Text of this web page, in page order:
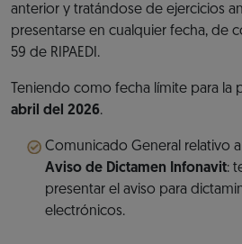
anterior y tratándose de ejercicios
presentarse en cualquier fecha, de
59 de RIPAEDI.
Teniendo como fecha límite para la
abril del 2026.
Comunicado General relativo
Aviso de Dictamen Infonavit:
presentar el aviso para
electrónicos.